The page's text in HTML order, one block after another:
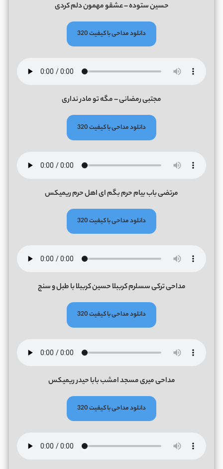
حسین ستوده – عشقو مهمون دلم کردی
دانلود مداحی با کیفیت 320
مجتبی رمضانی – مگه تو مادر نداری
دانلود مداحی با کیفیت 320
مرتضی باب بیام حرم بگم ای اهل حرم ریمیکس
دانلود مداحی با کیفیت 320
مداحی ترکی سسلرم کرببلا حسین کرببلا با طبل و سنج
دانلود مداحی با کیفیت 320
مداحی میری مسجد امشب بابا حیدر ریمیکس
دانلود مداحی با کیفیت 320